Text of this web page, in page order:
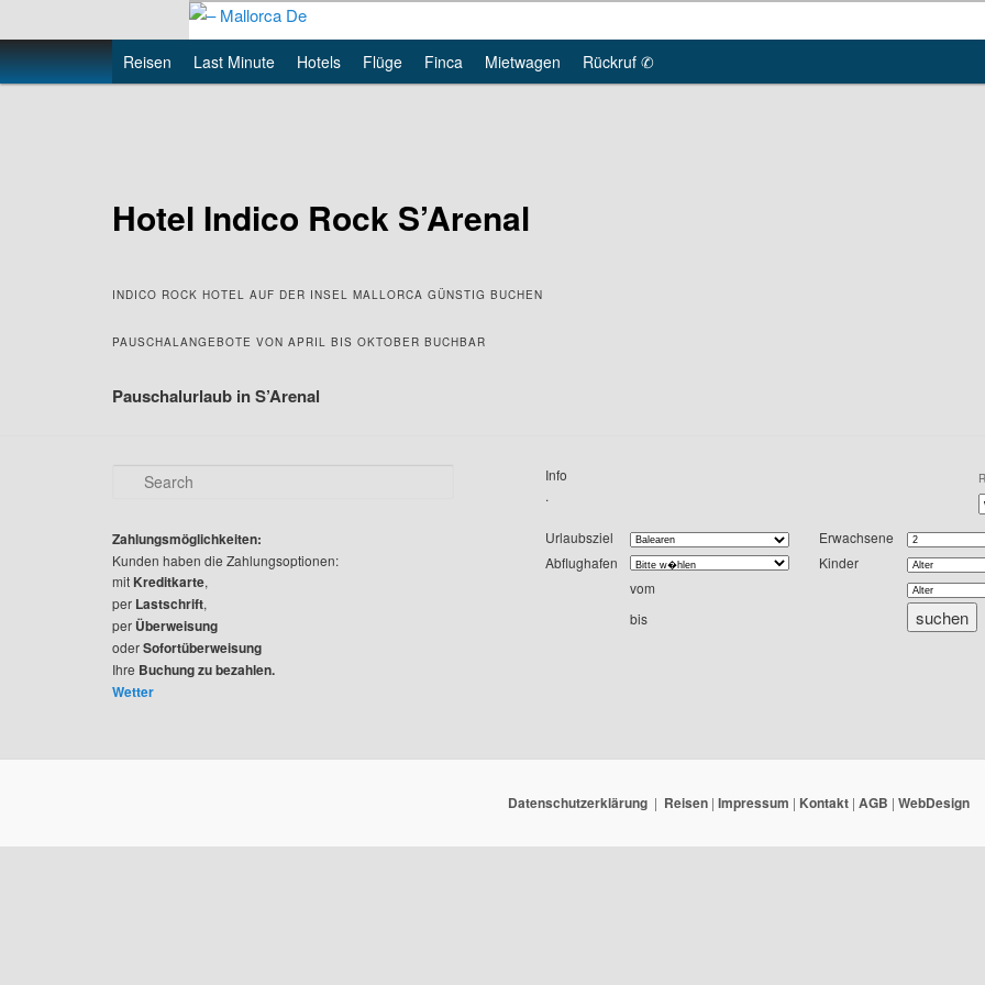
to
primary
content
– Mallorca De
Main
menu
Reisen Last Minute Hotels Flüge Finca Mietwagen Rückruf ✆
Hotel Indico Rock S’Arenal
INDICO ROCK HOTEL AUF DER INSEL MALLORCA GÜNSTIG BUCHEN
PAUSCHALANGEBOTE VON APRIL BIS OKTOBER BUCHBAR
Pauschalurlaub in S’Arenal
r
c
h
Zahlungsmöglichkeiten:
Kunden haben die Zahlungsoptionen:
mit Kreditkarte,
per Lastschrift,
per Überweisung
oderSofortüberweisung
Ihre Buchung zu bezahlen.
Wetter
Info
.
Urlaubsziel
Erwachsene
Abflughafen
Kinder
vom
bis
Datenschutzerklärung Reisen | Impressum | Kontakt | AGB | WebDesign